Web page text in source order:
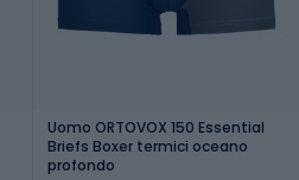
Uomo ORTOVOX 150 Essential
Briefs Boxer termici oceano
profondo